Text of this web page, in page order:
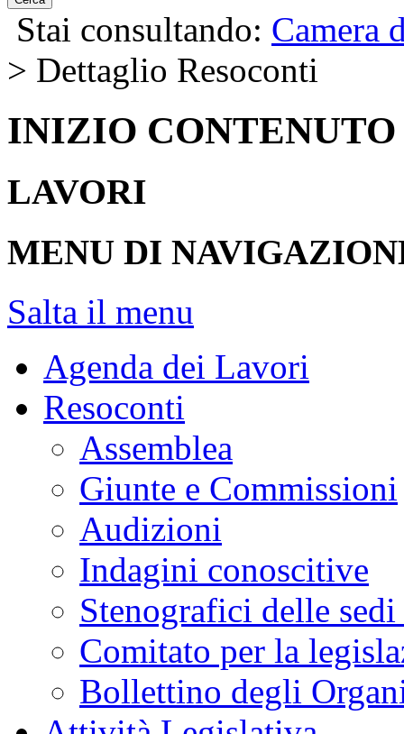
Stai consultando: Camera
> Dettaglio Resoconti
INIZIO CONTENUTO
LAVORI
MENU DI
Salta il menu
Agenda dei Lavori
Resoconti
Assemblea
Giunte e Commissioni
Audizioni
Indagini conoscitive
Stenografici delle
Comitato per la
Bollettino degli